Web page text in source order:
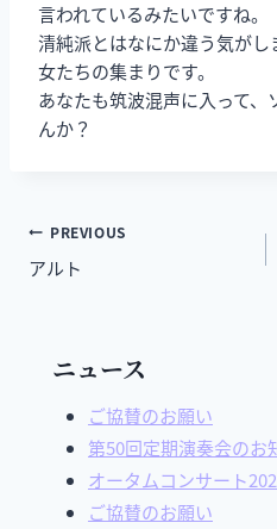
言われているみたいですね。
清純派とはなにか違う気が
女たちの集まりです。
あなたも筑波混声に入って
んか？
PREVIOUS
アルト
ニュース
ご協賛のお願い
第50回定期演奏会のお
オータムコンサート
ご協賛のお願い